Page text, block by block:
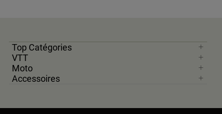
Top Catégories
VTT
Moto
Accessoires